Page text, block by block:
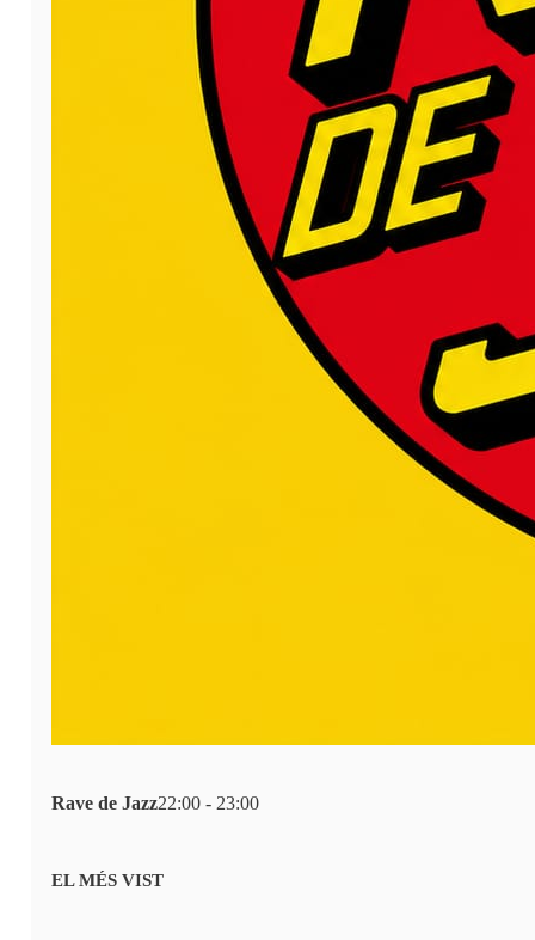
Rave de Jazz22:00 - 23:00
EL MÉS VIST